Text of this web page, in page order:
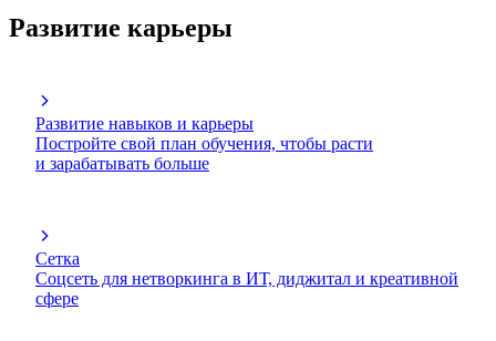
Развитие карьеры
Развитие навыков и карьеры
Постройте свой план обучения, чтобы расти
и зарабатывать больше
Сетка
Соцсеть для нетворкинга в ИТ, диджитал и креативной
сфере